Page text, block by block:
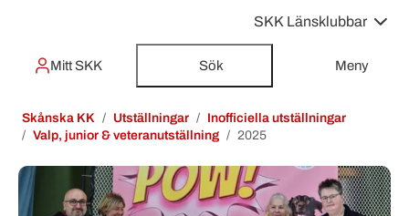
SKK Länsklubbar
Mitt SKK Sök Meny
Skånska KK Utställningar
Inofficiella utställningar
Valp, junior & veteranutställning
2025